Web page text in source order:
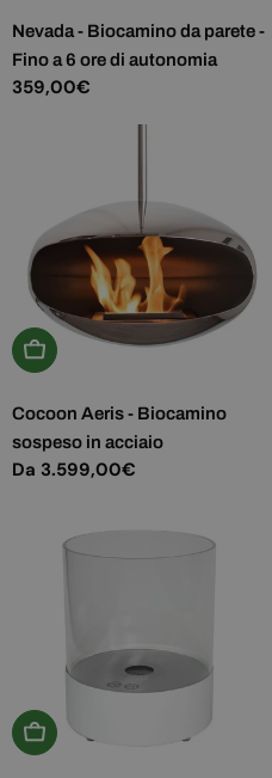
Nevada - Biocamino da parete -
Fino a 6 ore di autonomia
Prezzo
359,00€
Scegli Le Opzioni
Cocoon Aeris - Biocamino
sospeso in acciaio
Prezzo
Da 3.599,00€
Aggiungi Al Carrello